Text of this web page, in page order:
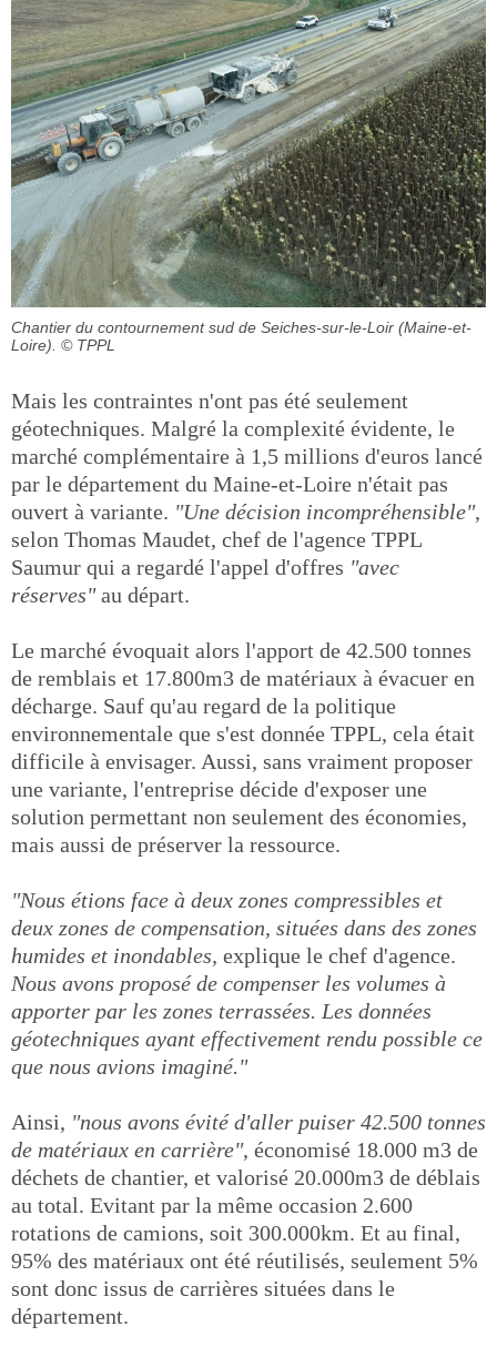
Chantier du contournement sud de Seiches-sur-le-Loir (Maine-et-
Loire). © TPPL
Mais les contraintes n'ont pas été seulement
géotechniques. Malgré la complexité évidente, le
marché complémentaire à 1,5 millions d'euros lancé
par le département du Maine-et-Loire n'était pas
ouvert à variante. "Une décision incompréhensible",
selon Thomas Maudet, chef de l'agence TPPL
Saumur qui a regardé l'appel d'offres "avec
réserves"au départ.
Le marché évoquait alors l'apport de 42.500 tonnes
de remblais et 17.800m3 de matériaux à évacuer en
décharge. Sauf qu'au regard de la politique
environnementale que s'est donnée TPPL, cela était
difficile à envisager. Aussi, sans vraiment proposer
une variante, l'entreprise décide d'exposer une
solution permettant non seulement des économies,
mais aussi de préserver la ressource.
"Nous étions face à deux zones compressibles et
deux zones de compensation, situées dans des zones
humides et inondables, explique le chef d'agence.
Nous avons proposé de compenser les volumes à
apporter par les zones terrassées. Les données
géotechniques ayant effectivement rendu possible ce
que nous avions imaginé."
Ainsi, "nous avons évité d'aller puiser 42.500 tonnes
de matériaux en carrière", économisé 18.000 m3 de
déchets de chantier, et valorisé 20.000m3 de déblais
au total. Evitant par la même occasion 2.600
rotations de camions, soit 300.000km. Et au final,
95% des matériaux ont été réutilisés, seulement 5%
sont donc issus de carrières situées dans le
département.